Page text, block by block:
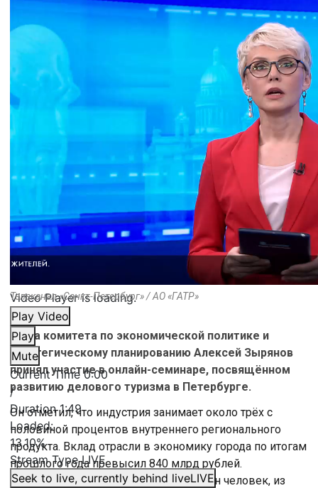
Video Player is loading.
Play Video
Play
Mute
Current Time0:00
/
Duration1:49
Loaded:
13.10%
Stream TypeLIVE
Seek to live, currently behind liveLIVE
Телеканал «Санкт-Петербург» / АО «ГАТР»
Глава комитета по экономической политике и
стратегическому планированию Алексей Зырянов
принял участие в онлайн-семинаре, посвящённом
развитию делового туризма в Петербурге.
Он отметил, что индустрия занимает около трёх с
половиной процентов внутреннего регионального
продукта. Вклад отрасли в экономику города по итогам
прошлого года превысил 840 млрд рублей.
Туристический поток составил 12,4 млн человек, из